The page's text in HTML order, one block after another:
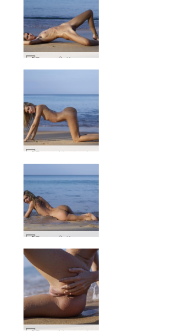
Francy Ítalía mætir Tælandi #17
Francy tómstundalíf #15
Francy Ítalía mætir Tælandi #44